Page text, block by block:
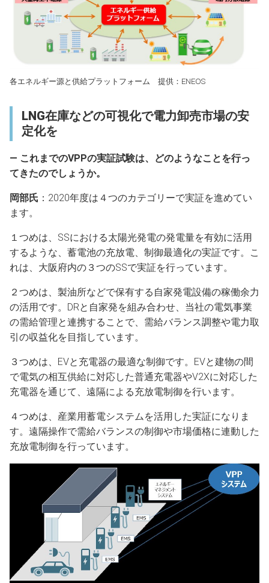
各エネルギー源と供給プラットフォーム 提供：ENEOS
LNG在庫などの可視化で電力卸売市場の安
定化を
― これまでのVPPの実証試験は、どのようなことを行っ
てきたのでしょうか。
岡部氏 ：2020年度は４つのカテゴリーで実証を進めてい
ます。
１つめは、SSにおける太陽光発電の発電量を有効に活用
するような、蓄電池の充放電、制御最適化の実証です。こ
れは、大阪府内の３つのSSで実証を行っています。
２つめは、製油所などで保有する自家発電設備の稼働余力
の活用です。DRと自家発を組み合わせ、当社の電気事業
の需給管理と連携することで、需給バランス調整や電力取
引の収益化を目指しています。
３つめは、EVと充電器の最適な制御です。EVと建物の間
で電気の相互供給に対応した普通充電器やV2Xに対応した
充電器を通じて、遠隔による充放電制御を行います。
４つめは、産業用蓄電システムを活用した実証になりま
す。遠隔操作で需給バランスの制御や市場価格に連動した
充放電制御を行っています。